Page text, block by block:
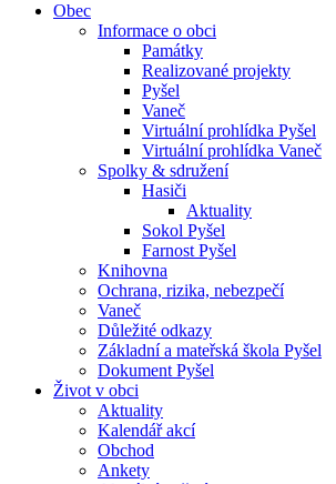
Obec
Informace o obci
Památky
Realizované projekty
Pyšel
Vaneč
Virtuální prohlídka Pyšel
Virtuální prohlídka Vaneč
Spolky & sdružení
Hasiči
Aktuality
Sokol Pyšel
Farnost Pyšel
Knihovna
Ochrana, rizika, nebezpečí
Vaneč
Důležité odkazy
Základní a mateřská škola Pyšel
Dokument Pyšel
Život v obci
Aktuality
Kalendář akcí
Obchod
Ankety